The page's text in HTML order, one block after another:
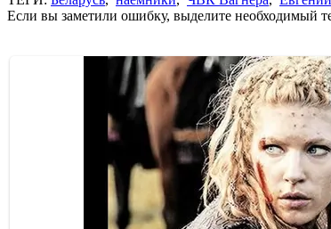
Если вы заметили ошибку, выделите необходимый